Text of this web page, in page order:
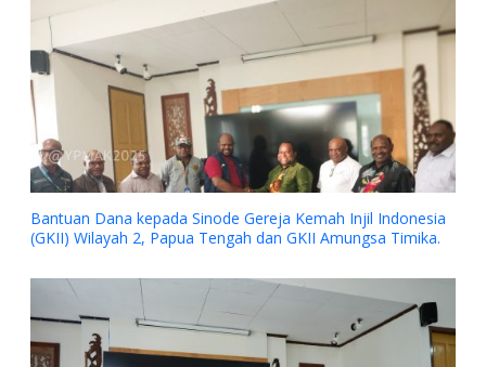
Kemah Injil Indonesia
GKII Amungsa Timika.